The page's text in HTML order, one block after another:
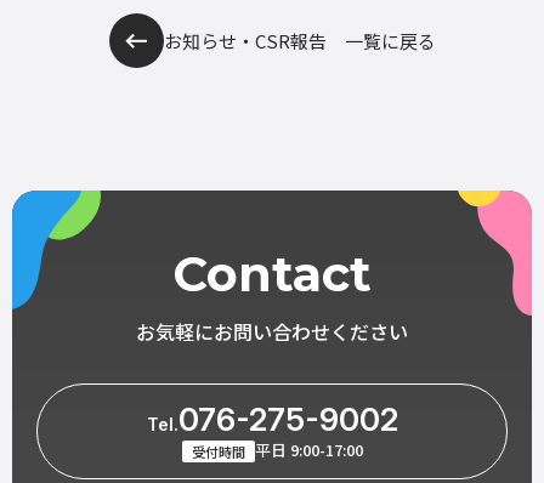
お知らせ・CSR報告 一覧に戻る
Contact
お気軽にお問い合わせください
Tel.076-275-9002
受付時間 平日 9:00-17:00